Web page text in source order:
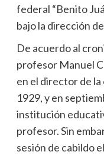
federal “Benito
bajo la dirección
De acuerdo al
profesor Manuel
en el director de la
1929, y en
institución
profesor. Sin
sesión de cabildo